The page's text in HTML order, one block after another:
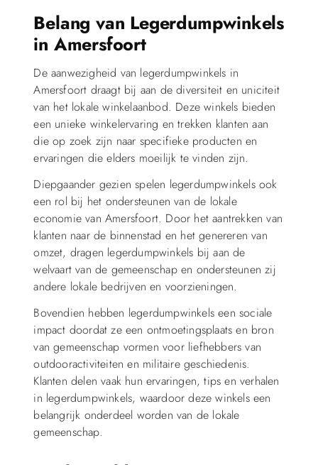
Belang van Legerdumpwinkels
in Amersfoort
De aanwezigheid van legerdumpwinkels in
Amersfoort draagt bij aan de diversiteit en uniciteit
van het lokale winkelaanbod. Deze winkels bieden
een unieke winkelervaring en trekken klanten aan
die op zoek zijn naar specifieke producten en
ervaringen die elders moeilijk te vinden zijn.
Diepgaander gezien spelen legerdumpwinkels ook
een rol bij het ondersteunen van de lokale
economie van Amersfoort. Door het aantrekken van
klanten naar de binnenstad en het genereren van
omzet, dragen legerdumpwinkels bij aan de
welvaart van de gemeenschap en ondersteunen zij
andere lokale bedrijven en voorzieningen.
Bovendien hebben legerdumpwinkels een sociale
impact doordat ze een ontmoetingsplaats en bron
van gemeenschap vormen voor liefhebbers van
outdooractiviteiten en militaire geschiedenis.
Klanten delen vaak hun ervaringen, tips en verhalen
in legerdumpwinkels, waardoor deze winkels een
belangrijk onderdeel worden van de lokale
gemeenschap.